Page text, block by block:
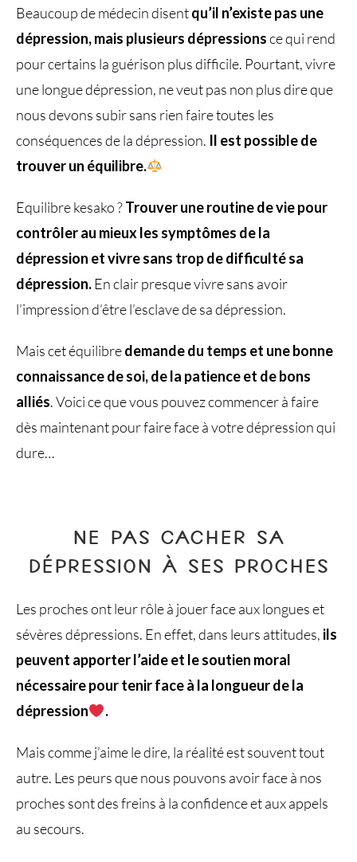
Beaucoup de médecin disentqu’il n’existe pas une
dépression, mais plusieurs dépressionsce qui rend
pour certains la guérison plus difficile. Pourtant, vivre
une longue dépression, ne veut pas non plus dire que
nous devons subir sans rien faire toutes les
conséquences de la dépression. Il est possible de
trouver un équilibre.
Equilibre kesako ?Trouver une routine de vie pour
contrôler au mieux les symptômes de la
dépression et vivre sans trop de difficulté sa
dépression.En clair presque vivre sans avoir
l’impression d’être l’esclave de sa dépression.
Mais cet équilibredemande du temps et une bonne
connaissance de soi, de la patience et de bons
alliés. Voici ce que vous pouvez commencer à faire
dès maintenant pour faire face à votre dépression qui
dure…
NE PAS CACHER SA
DÉPRESSION À SES PROCHES
Les proches ont leur rôle à jouer face aux longues et
sévères dépressions. En effet, dans leurs attitudes, ils
peuvent apporter l’aide et le soutien moral
nécessaire pour tenir face à la longueur de la
dépression
.
Mais comme j’aime le dire, la réalité est souvent tout
autre. Les peurs que nous pouvons avoir face à nos
proches sont des freins à la confidence et aux appels
au secours.